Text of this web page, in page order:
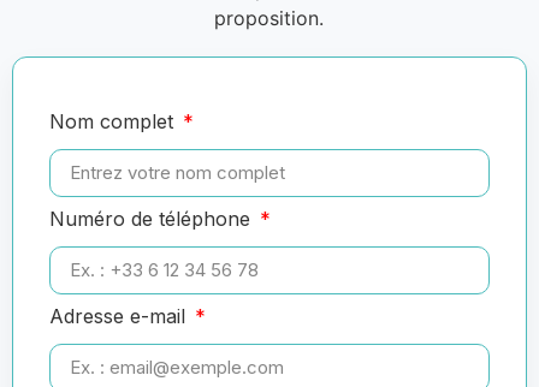
proposition.
Nom complet
Numéro de téléphone
Adresse e-mail